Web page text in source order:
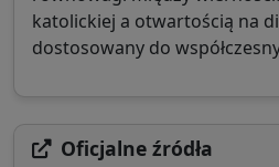
katolickiej a otwartością na
dostosowany do
Oficjalne źródła